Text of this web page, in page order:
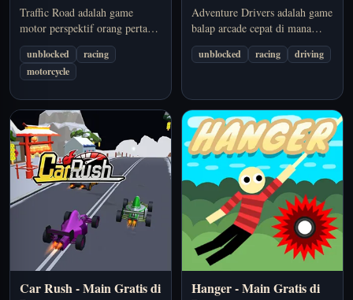
Traffic Road adalah game
motor perspektif orang pertama
di mana kamu menembus
kemacetan jalan raya, mengejar
target misi, dan meningkatkan
menantang.
unblocked
racing
motorcycle
Adventure Drivers adalah game
balap arcade cepat di mana
kamu berlomba di lintasan
kacau, mengumpulkan hadiah,
download.
unblocked racing driving
Car Rush - Main Gratis di
Hanger - Main Gratis di